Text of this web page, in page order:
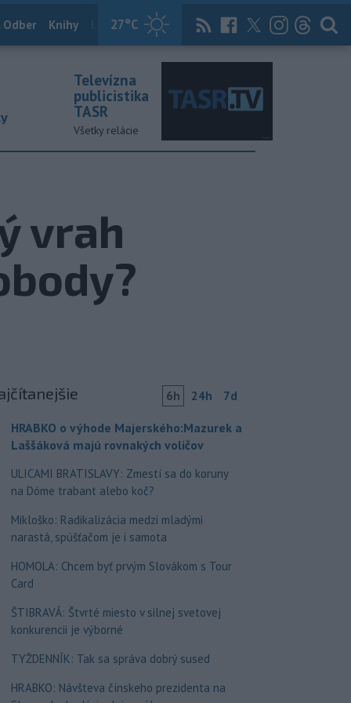
27°C
Odber Knihy Útulkovo Magazín News Now Archív
Televízna
publicistika
TASR
Všetky relácie
vrah
6h 24h 7d
HRABKO o výhode Majerského:Mazurek a
Laššáková majú rovnakých voličov
ULICAMI BRATISLAVY: Zmestí sa do koruny
na Dóme trabant alebo koč?
Mikloško: Radikalizácia medzi mladými
narastá, spúšťačom je i samota
HOMOLA: Chcem byť prvým Slovákom s Tour
Card
ŠTIBRAVÁ: Štvrté miesto v silnej svetovej
konkurencii je výborné
TYŽDENNÍK: Tak sa správa dobrý sused
HRABKO: Návšteva čínskeho prezidenta na